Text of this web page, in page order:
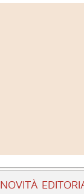
NOVITÀ